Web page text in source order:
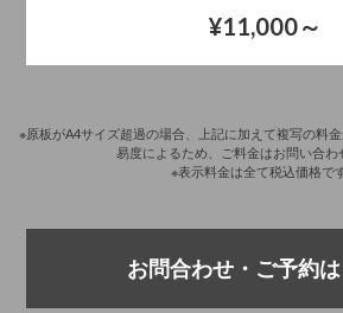
¥11,000～
※原板がA4サイズ超過の場合、上記に加えて複写の料金
易度によるため、ご料金はお問い合わ
※表示料金は全て税込価格です
お問合わせ・ご予約